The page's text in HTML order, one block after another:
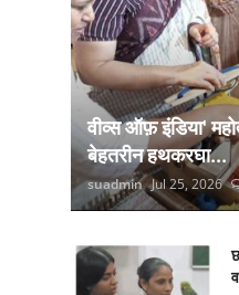
वीव्स ऑफ़ इंडिया'
बेहतरीन हथकरघा...
suadmin Jul 25, 2026